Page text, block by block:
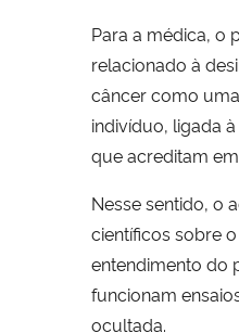
Para a médica, o
relacionado à
câncer como
indivíduo, ligada
que acreditam
Nesse sentido, o
científicos sobre
entendimento do
funcionam
ocultada.